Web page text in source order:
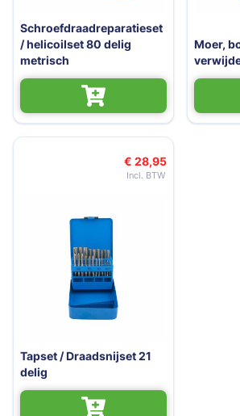
Schroefdraadreparatieset
/ helicoilset 80 delig
metrisch
Moer,
€ 28,95
Tapset / Draadsnijset 21
delig